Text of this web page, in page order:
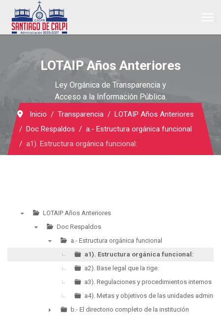
LOTAIP Años Anteriores
Ley Orgánica de Transparencia y
Acceso a la Información Pública.
Inicio Transparencia
LOTAIP Años Anteriores
Doc Respaldos
a.- Estructura orgánica funcional
a1). Estructura orgánica funcional:
LOTAIP Años Anteriores
Doc Respaldos
a.- Estructura orgánica funcional
a1). Estructura orgánica funcional:
a2). Base legal que la rige:
a3). Regulaciones y procedimientos internos
a4). Metas y objetivos de las unidades
b.- El directorio completo de la institución